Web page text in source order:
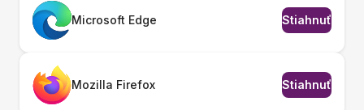
Microsoft Edge Stiahnuť
Mozilla Firefox Stiahnuť